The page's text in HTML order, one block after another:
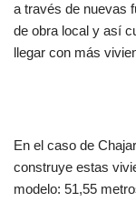
a través de nuevas
de obra local y así
llegar con más
En el caso de
construye estas
modelo: 51,55